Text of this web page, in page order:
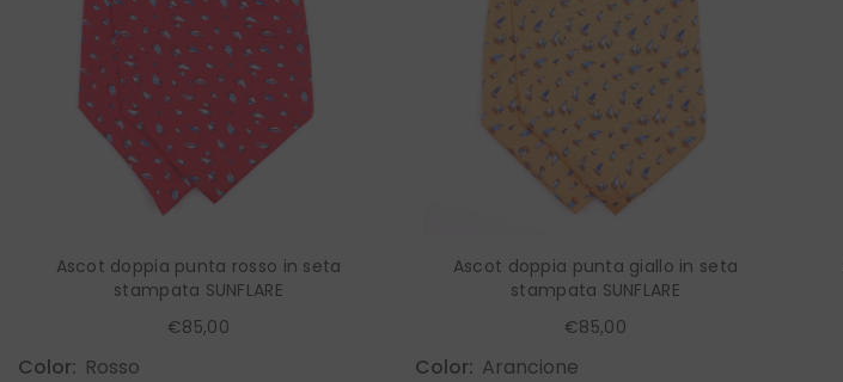
Ascot doppia punta rosso in seta
stampata SUNFLARE
€85,00
Color: Rosso
Ascot doppia punta giallo in seta
stampata SUNFLARE
€85,00
Color: Arancione